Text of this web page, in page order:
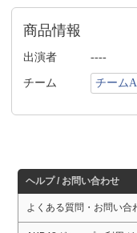
商品情報
出演者 ----
チーム チームA
ヘルプ / お問い合わせ
よくある質問・お問い合